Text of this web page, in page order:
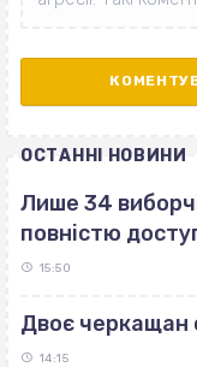
ОСТАННІ НОВИНИ
Лише 34
повністю
15:50
Двоє черкащан
14:15